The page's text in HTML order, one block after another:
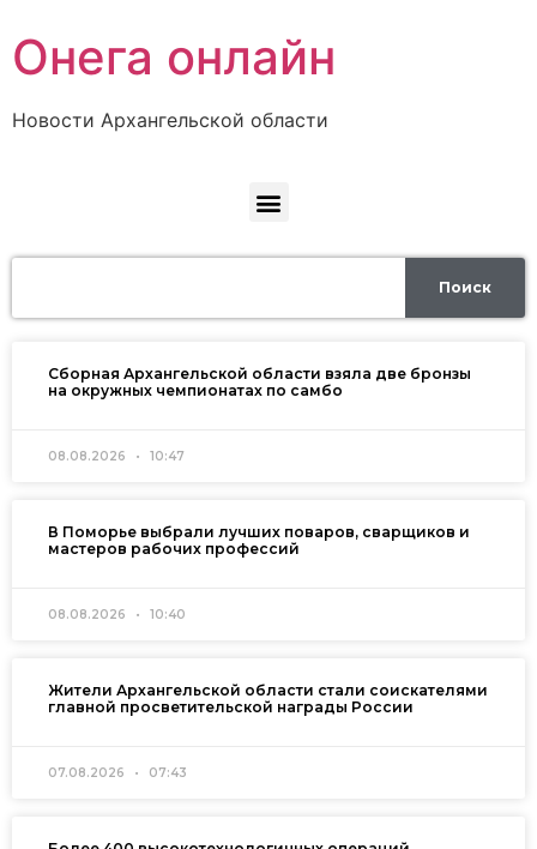
Онега онлайн
Новости Архангельской области
Поиск
Сборная Архангельской области взяла две бронзы
на окружных чемпионатах по самбо
08.08.2026 10:47
В Поморье выбрали лучших поваров, сварщиков и
мастеров рабочих профессий
08.08.2026 10:40
Жители Архангельской области стали соискателями
главной просветительской награды России
07.08.2026 07:43